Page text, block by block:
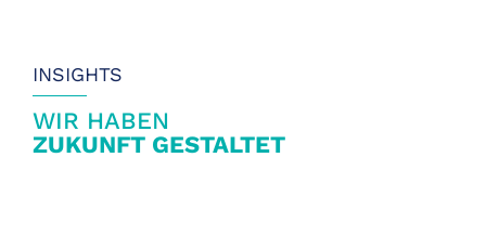
INSIGHTS
WIR HABEN
ZUKUNFT GESTALTET